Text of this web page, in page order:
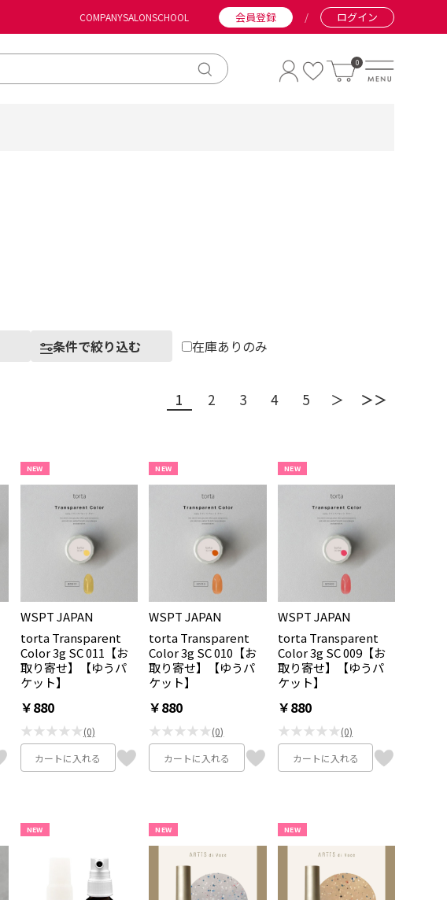
COMPANYSALONSCHOOL 会員登録 / ログイン
0
条件で絞り込む 在庫ありのみ
1 2 3 4 5 ＞ ＞＞
NEW
WSPT JAPAN
torta Transparent
Color 3g SC 011【お
取り寄せ】【ゆうパ
ケット】
￥880
★★★★★(0)
カートに入れる
NEW
WSPT JAPAN
torta Transparent
Color 3g SC 010【お
取り寄せ】【ゆうパ
ケット】
￥880
★★★★★(0)
カートに入れる
NEW
WSPT JAPAN
torta Transparent
Color 3g SC 009【お
取り寄せ】【ゆうパ
ケット】
￥880
★★★★★(0)
カートに入れる
NEW NEW NEW